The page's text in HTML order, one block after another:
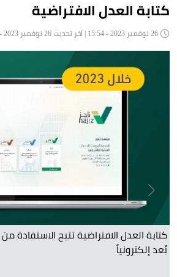
كتابة العدل الافتراضية